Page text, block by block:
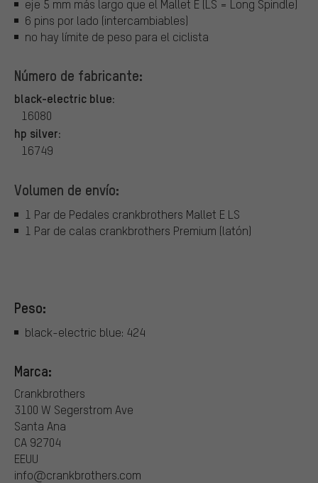
eje 5 mm más largo que el Mallet E (LS = Long Spindle)
6 pins por lado (intercambiables)
no hay límite de peso para el ciclista
Número de fabricante:
black-electric blue:
16080
hp silver:
16749
Volumen de envío:
1 Par de Pedales crankbrothers Mallet E LS
1 Par de calas crankbrothers Premium (latón)
Peso:
black-electric blue: 424
Marca:
Crankbrothers
3100 W Segerstrom Ave
Santa Ana
CA 92704
EEUU
info@crankbrothers.com